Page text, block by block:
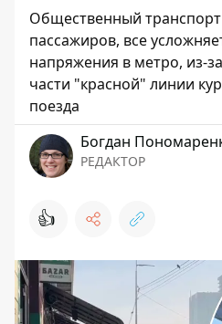
Общественный
пассажиров, все
напряжения в метро, ​​из-
части "красной" линии
поезда
Богдан
РЕДАКТОР
👍